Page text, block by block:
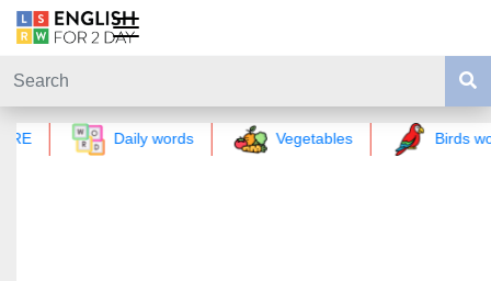
Daily words Vegetables Birds